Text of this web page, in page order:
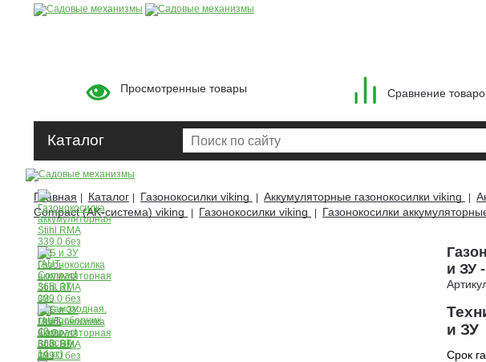
Просмотренные товары Сравнение
Каталог
Главная Каталог Газонокосилки viking Аккумуляторные газонокосилки viking
Compact (AK-система) viking
Газонокосилки viking Газонокосилки
и ЗУ
и ЗУ
Срок